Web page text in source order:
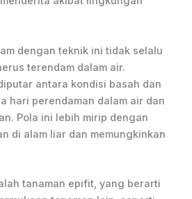
dengan teknik ini tidak selalu
terendam dalam air.
antara kondisi basah dan
hari perendaman dalam air dan
Pola ini lebih mirip dengan
di alam liar dan memungkinkan
tanaman epifit, yang berarti